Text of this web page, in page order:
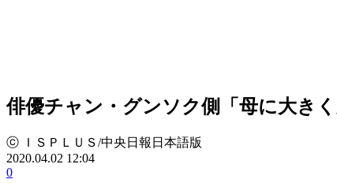
俳優チャン・グンソク側「母に大き
ⓒ ＩＳＰＬＵＳ/中央日報日本語版
2020.04.02 12:04
0